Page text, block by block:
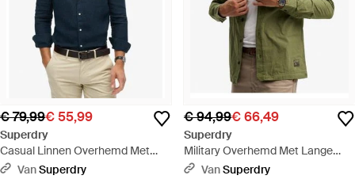
€ 79,99€ 55,99
Superdry
Casual Linnen Overhemd Met
Lange Mouwen - Blauw
VanSuperdry
€ 94,99€ 66,49
Superdry
Military Overhemd Met Lange
Mouwen - Groen
VanSuperdry